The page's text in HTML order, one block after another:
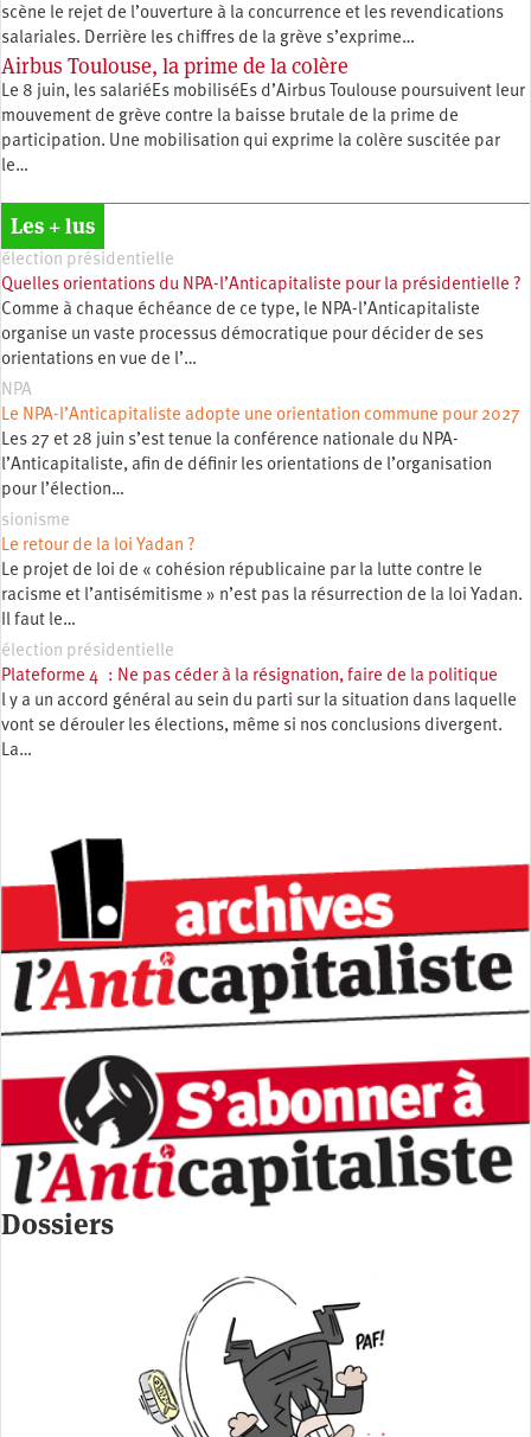
scène le rejet de l’ouverture à la concurrence et les revendications
salariales. Derrière les chiffres de la grève s’exprime…
Airbus Toulouse, la prime de la colère
Le 8 juin, les salariéEs mobiliséEs d’Airbus Toulouse poursuivent leur
mouvement de grève contre la baisse brutale de la prime de
participation. Une mobilisation qui exprime la colère suscitée par
le…
Les + lus
élection présidentielle
Quelles orientations du NPA-l’Anticapitaliste pour la présidentielle ?
Comme à chaque échéance de ce type, le NPA-l’Anticapitaliste
organise un vaste processus démocratique pour décider de ses
orientations en vue de l’…
NPA
Le NPA-l’Anticapitaliste adopte une orientation commune pour 2027
Les 27 et 28 juin s’est tenue la conférence nationale du NPA-
l’Anticapitaliste, afin de définir les orientations de l’organisation
pour l’élection…
sionisme
Le retour de la loi Yadan ?
Le projet de loi de « cohésion républicaine par la lutte contre le
racisme et l’antisémitisme » n’est pas la résurrection de la loi Yadan.
Il faut le…
élection présidentielle
Plateforme 4 : Ne pas céder à la résignation, faire de la politique
l y a un accord général au sein du parti sur la situation dans laquelle
vont se dérouler les élections, même si nos conclusions divergent.
La…
Dossiers